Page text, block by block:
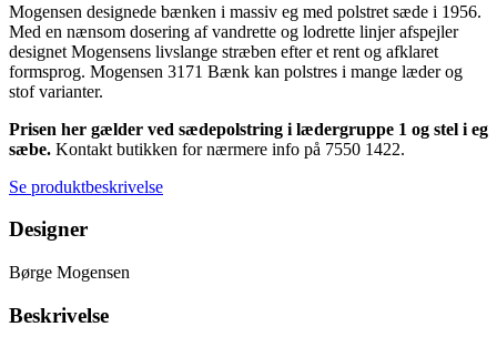
Mogensen designede bænken i massiv eg med polstret sæde i 1956.
Med en nænsom dosering af vandrette og lodrette linjer afspejler
designet Mogensens livslange stræben efter et rent og afklaret
formsprog. Mogensen 3171 Bænk kan polstres i mange læder og
stof varianter.
Prisen her gælder ved sædepolstring i lædergruppe 1 og stel i eg
sæbe. Kontakt butikken for nærmere info på 7550 1422.
Se produktbeskrivelse
Designer
Børge Mogensen
Beskrivelse